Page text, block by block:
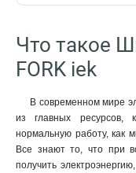
Что такое
FORK iek
В современном мире
из главных ресурсов,
нормальную работу, как
Все знают то, что при
получить